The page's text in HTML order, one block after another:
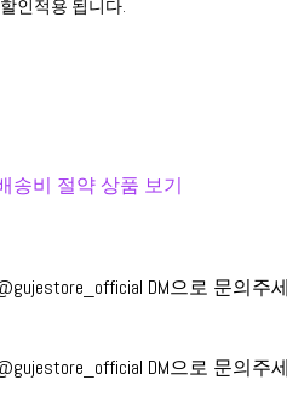
인적용 됩니다.
송비 절약 상품 보기
DM으로 문의주
DM으로 문의주